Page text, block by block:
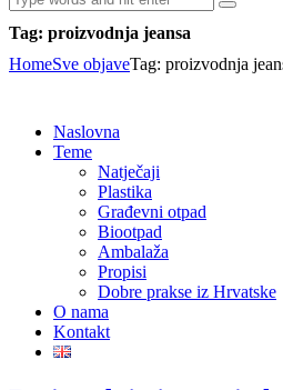
Tag: proizvodnja jeansa
HomeSve objaveTag: proizvodnja
Naslovna
Teme
Natječaji
Plastika
Građevni otpad
Biootpad
Ambalaža
Propisi
Dobre prakse iz Hrvatske
O nama
Kontakt